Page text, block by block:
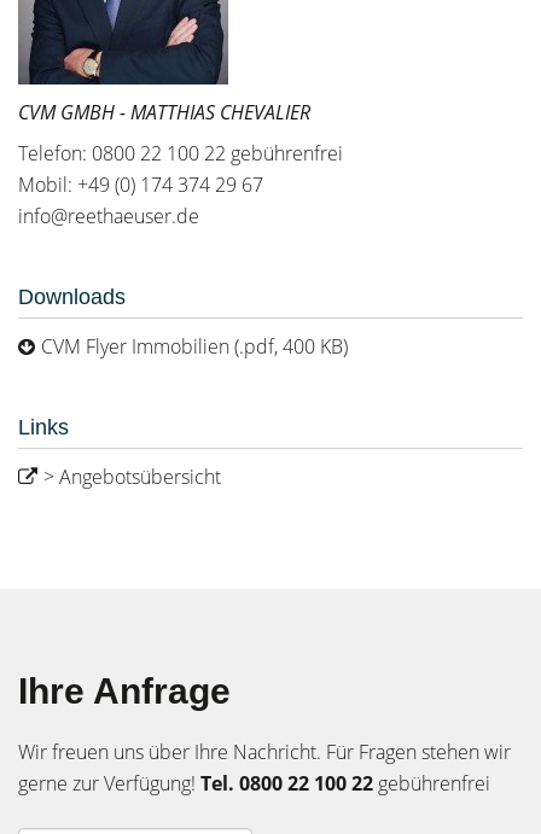
CVM GMBH - MATTHIAS CHEVALIER
Telefon: 0800 22 100 22 gebührenfrei
Mobil: +49 (0) 174 374 29 67
info@reethaeuser.de
Downloads
CVM Flyer Immobilien (.pdf, 400 KB)
Links
> Angebotsübersicht
Ihre Anfrage
Wir freuen uns über Ihre Nachricht. Für Fragen stehen wir
gerne zur Verfügung! Tel. 0800 22 100 22 gebührenfrei